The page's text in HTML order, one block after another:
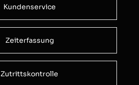
Kundenservice
Zeiterfassung
Zutrittskontrolle